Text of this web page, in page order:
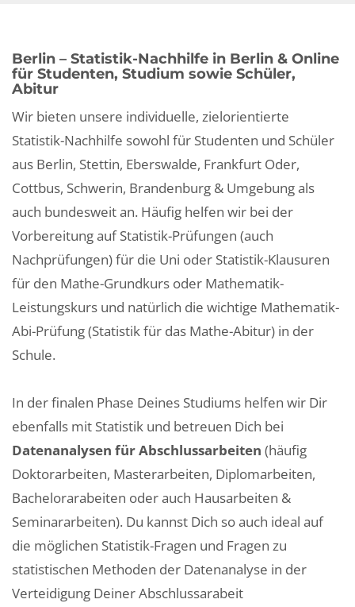
Berlin – Statistik-Nachhilfe in Berlin & Online
für Studenten, Studium sowie Schüler,
Abitur
Wir bieten unsere individuelle, zielorientierte
Statistik-Nachhilfe sowohl für Studenten und Schüler
aus Berlin, Stettin, Eberswalde, Frankfurt Oder,
Cottbus, Schwerin, Brandenburg & Umgebung als
auch bundesweit an. Häufig helfen wir bei der
Vorbereitung auf Statistik-Prüfungen (auch
Nachprüfungen) für die Uni oder Statistik-Klausuren
für den Mathe-Grundkurs oder Mathematik-
Leistungskurs und natürlich die wichtige Mathematik-
Abi-Prüfung (Statistik für das Mathe-Abitur) in der
Schule.
In der finalen Phase Deines Studiums helfen wir Dir
ebenfalls mit Statistik und betreuen Dich bei
Datenanalysen für Abschlussarbeiten (häufig
Doktorarbeiten, Masterarbeiten, Diplomarbeiten,
Bachelorarabeiten oder auch Hausarbeiten &
Seminararbeiten). Du kannst Dich so auch ideal auf
die möglichen Statistik-Fragen und Fragen zu
statistischen Methoden der Datenanalyse in der
Verteidigung Deiner Abschlussarabeit